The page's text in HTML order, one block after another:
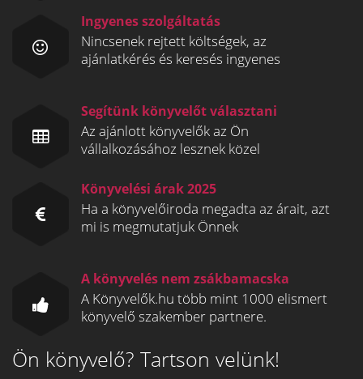
Ingyenes szolgáltatás
Nincsenek rejtett költségek, az
ajánlatkérés és keresés ingyenes
Segítünk könyvelőt választani
Az ajánlott könyvelők az Ön
vállalkozásához lesznek közel
Könyvelési árak 2025
Ha a könyvelőiroda megadta az árait, azt
mi is megmutatjuk Önnek
A könyvelés nem zsákbamacska
A Könyvelők.hu több mint 1000 elismert
könyvelő szakember partnere.
Ön könyvelő? Tartson velünk!